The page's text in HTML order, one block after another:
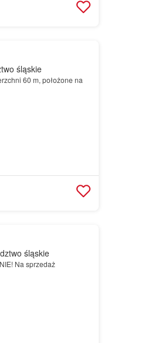
śląskie
60 m, położone na
śląskie
Na sprzedaż